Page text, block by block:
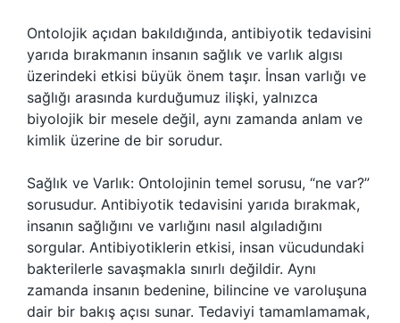
Ontolojik açıdan bakıldığında, antibiyotik tedavisini
yarıda bırakmanın insanın sağlık ve varlık algısı
üzerindeki etkisi büyük önem taşır. İnsan varlığı ve
sağlığı arasında kurduğumuz ilişki, yalnızca
biyolojik bir mesele değil, aynı zamanda anlam ve
kimlik üzerine de bir sorudur.
Sağlık ve Varlık: Ontolojinin temel sorusu, “ne var?”
sorusudur. Antibiyotik tedavisini yarıda bırakmak,
insanın sağlığını ve varlığını nasıl algıladığını
sorgular. Antibiyotiklerin etkisi, insan vücudundaki
bakterilerle savaşmakla sınırlı değildir. Aynı
zamanda insanın bedenine, bilincine ve varoluşuna
dair bir bakış açısı sunar. Tedaviyi tamamlamamak,